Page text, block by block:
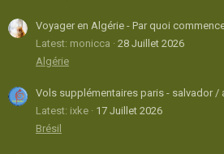
Voyager en Algérie - Par quoi
Latest: monicca
28 Juillet 2026
Algérie
Vols supplémentaires paris - salvador /
Latest: ixke
17 Juillet 2026
Brésil